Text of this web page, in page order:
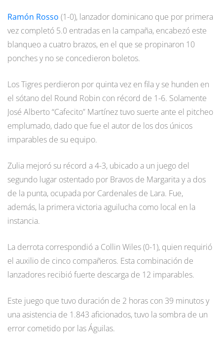
Ramón Rosso (1-0), lanzador dominicano que por primera
vez completó 5.0 entradas en la campaña, encabezó este
blanqueo a cuatro brazos, en el que se propinaron 10
ponches y no se concedieron boletos.
Los Tigres perdieron por quinta vez en fila y se hunden en
el sótano del Round Robin con récord de 1-6. Solamente
José Alberto “Cafecito” Martínez tuvo suerte ante el pitcheo
emplumado, dado que fue el autor de los dos únicos
imparables de su equipo.
Zulia mejoró su récord a 4-3, ubicado a un juego del
segundo lugar ostentado por Bravos de Margarita y a dos
de la punta, ocupada por Cardenales de Lara. Fue,
además, la primera victoria aguilucha como local en la
instancia.
La derrota correspondió a Collin Wiles (0-1), quien requirió
el auxilio de cinco compañeros. Esta combinación de
lanzadores recibió fuerte descarga de 12 imparables.
Este juego que tuvo duración de 2 horas con 39 minutos y
una asistencia de 1.843 aficionados, tuvo la sombra de un
error cometido por las Águilas.